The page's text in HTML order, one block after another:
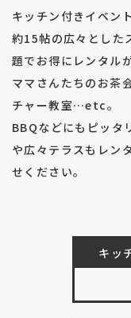
キッチン付きイベン
約15帖の広々とした
題でお得にレンタル
ママさんたちのお茶
チャー教室…etc。
BBQなどにもピッタ
や広々テラスもレン
せください。
キッ